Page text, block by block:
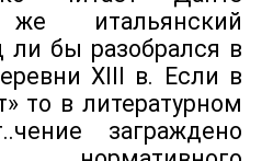
итальянский
ли бы разобрался в
XIII в. Если в
то в литературном
заграждено